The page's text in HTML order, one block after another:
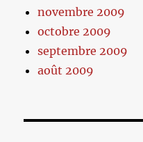
novembre 2009
octobre 2009
septembre 2009
août 2009